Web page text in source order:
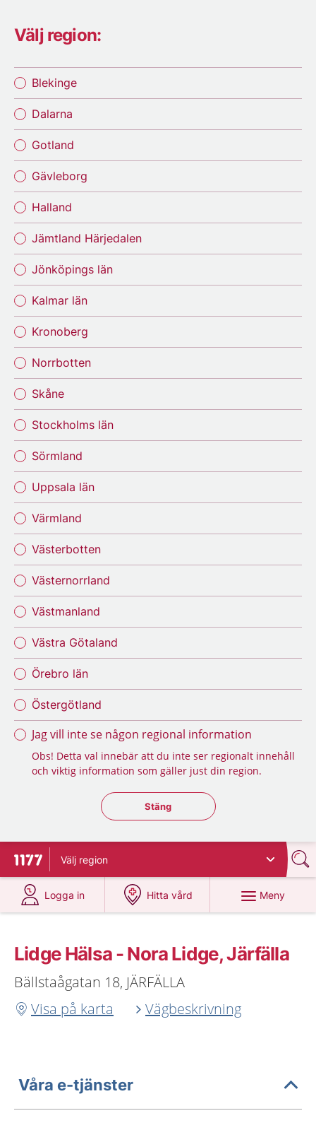
Välj region:
Blekinge
Dalarna
Gotland
Gävleborg
Halland
Jämtland Härjedalen
Jönköpings län
Kalmar län
Kronoberg
Norrbotten
Skåne
Stockholms län
Sörmland
Uppsala län
Värmland
Västerbotten
Västernorrland
Västmanland
Västra Götaland
Örebro län
Östergötland
Jag vill inte se någon regional information
Obs! Detta val innebär att du inte ser regionalt innehåll
och viktig information som gäller just din region.
Stäng regionsväljaren
Stäng
Till startsidan för 1177
Välj region
Logga in
på 1177.se
Hitta vård
på 1177.se
Meny
Lidge Hälsa - Nora Lidge, Järfälla
Bällstaågatan 18, JÄRFÄLLA
Visa på karta
Vägbeskrivning
Våra e-tjänster